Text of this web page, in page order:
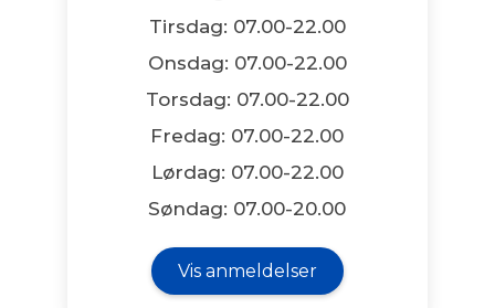
Tirsdag: 07.00-22.00
Onsdag: 07.00-22.00
Torsdag: 07.00-22.00
Fredag: 07.00-22.00
Lørdag: 07.00-22.00
Søndag: 07.00-20.00
Vis anmeldelser